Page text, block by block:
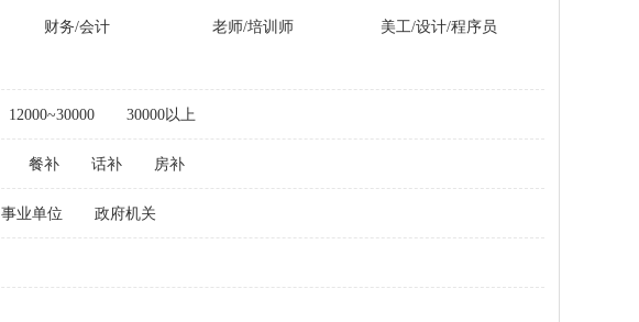
财务/会计 老师/培训师 美工/设计/程序员
12000~30000 30000以上
餐补 话补 房补
事业单位 政府机关